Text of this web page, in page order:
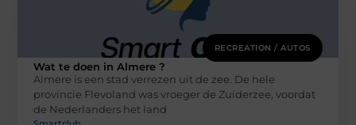
RECREATION / AUTOS
Wat te doen in Almere ?
Almere is een stad verrezen uit de zee. De hele
provincie Flevoland was vroeger de Zuiderzee, voordat
de Nederlanders het land